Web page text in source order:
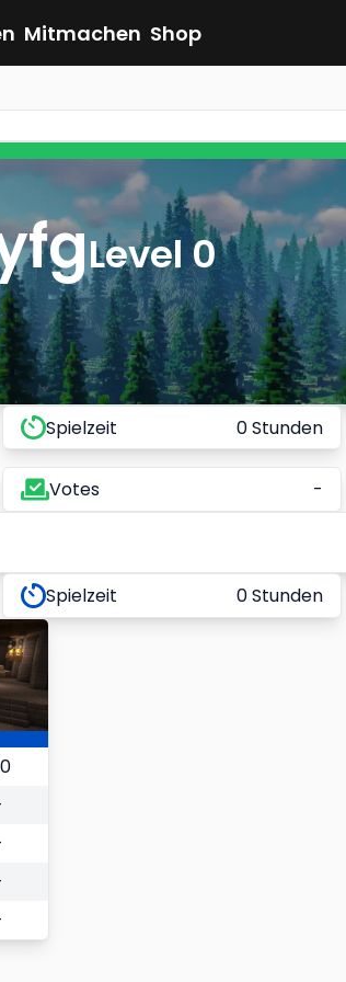
Mitmachen Shop
Level 0
Spielzeit 0 Stunden
Votes -
Spielzeit 0 Stunden